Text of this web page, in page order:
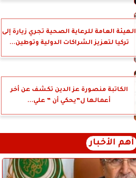
الهيئة العامة للرعاية الصحية تجري زيارة إلى
تركيا لتعزيز الشراكات الدولية وتوطين...
الكاتبة منصورة عز الدين تكشف عن أخر
أعمالها ل”يحكي أن ” علي...
أهم الأخبار